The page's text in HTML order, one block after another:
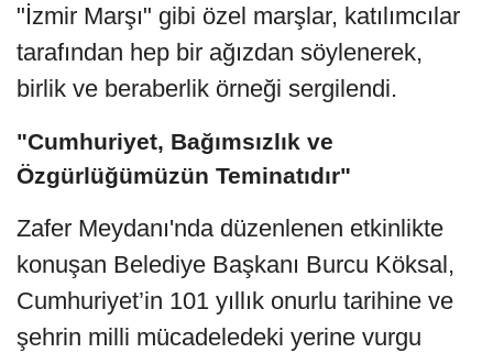
"İzmir Marşı" gibi özel marşlar, katılımcılar
tarafından hep bir ağızdan söylenerek,
birlik ve beraberlik örneği sergilendi.
"Cumhuriyet, Bağımsızlık ve
Özgürlüğümüzün Teminatıdır"
Zafer Meydanı'nda düzenlenen etkinlikte
konuşan Belediye Başkanı Burcu Köksal,
Cumhuriyet’in 101 yıllık onurlu tarihine ve
şehrin milli mücadeledeki yerine vurgu